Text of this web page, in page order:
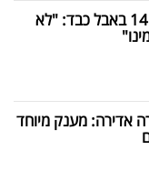
יעקב ברדוגו וערוץ 14 באבל כבד: "לא
אדירה: מענק מיוחד